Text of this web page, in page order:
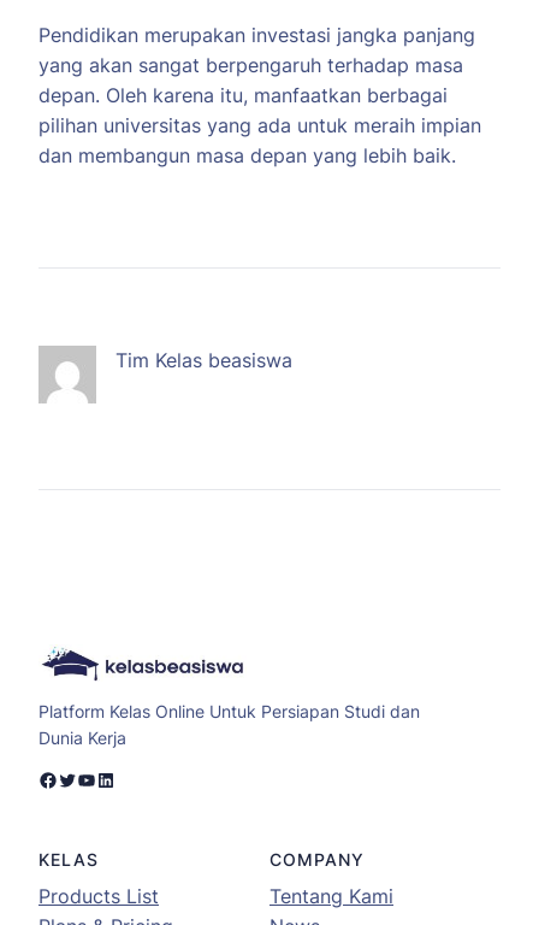
Pendidikan merupakan investasi jangka panjang
yang akan sangat berpengaruh terhadap masa
depan. Oleh karena itu, manfaatkan berbagai
pilihan universitas yang ada untuk meraih impian
dan membangun masa depan yang lebih baik.
Tim Kelas beasiswa
Platform Kelas Online Untuk Persiapan Studi dan
Dunia Kerja
Facebook Twitter YouTube LinkedIn
KELAS
Products List
COMPANY
Tentang Kami